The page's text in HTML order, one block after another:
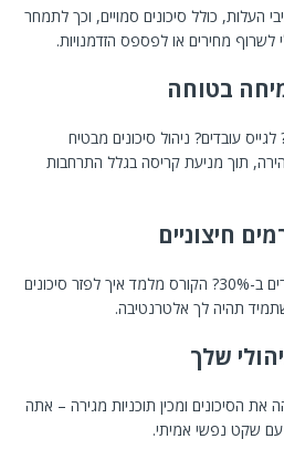
העלות, כולל סיכונים סמויים, וכך לתמחר
לשרוף מחירים או לפספס הזדמנויות.
עובדים? ניהול סיכונים מבטיח
תוך מניעת קריסה בגלל התרחבות
מה תעשה אם הספק יעלה מחירים ב-30%? הקורס מלמד איך לפזר סיכונים
תהיה לך אלטרנטיבה.
הסיכונים ומכין תוכניות מגירה – אתה
עם שקט נפשי אמיתי.